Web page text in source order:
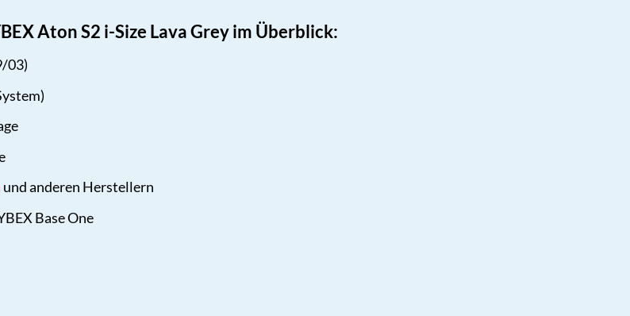
Aton S2 i-Size Lava Grey im Überblick:
03)
und anderen Herstellern
Base One